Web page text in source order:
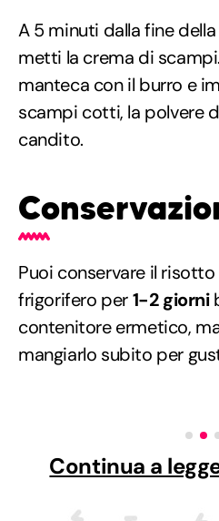
A 5 minuti dalla fine
metti la crema di
manteca con il burro e
scampi cotti, la polvere
candito.
Puoi conservare il
frigorifero per1-2 giorni
contenitore ermetico,
mangiarlo subito per
Continua a